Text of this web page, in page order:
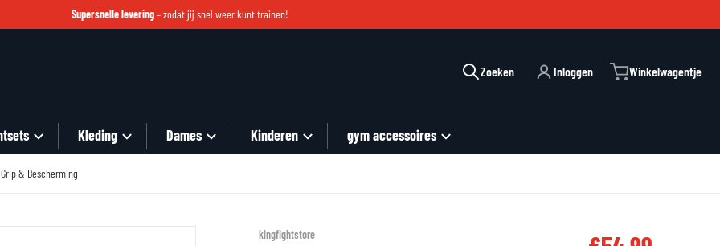
Supersnelle levering– zodat jij snel weer kunt trainen!
Zoeken Inloggen Winkelwagentje
Kleding Dames Kinderen gym accessoires
& Bescherming
files/28-6.jpg
kingfightstore